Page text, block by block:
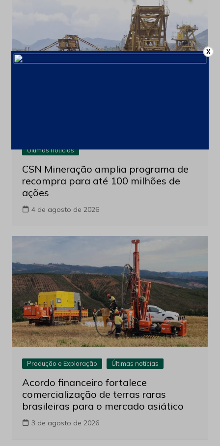
Últimas notícias
CSN Mineração amplia programa de
recompra para até 100 milhões de
ações
4 de agosto de 2026
Produção e Exploração Últimas notícias
Acordo financeiro fortalece
comercialização de terras raras
brasileiras para o mercado asiático
3 de agosto de 2026
X